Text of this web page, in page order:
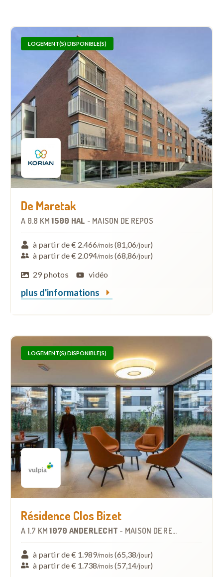
LOGEMENT(S) DISPONIBLE(S)
De Maretak
À 0.8 KM 1500 HAL - MAISON DE REPOS
à partir de € 2.466/mois(81,06/jour)
à partir de € 2.094/mois(68,86/jour)
29 photos
vidéo
plus d'informations
LOGEMENT(S) DISPONIBLE(S)
Résidence Clos Bizet
À 1.7 KM 1070 ANDERLECHT - MAISON DE REPOS
à partir de € 1.989/mois(65,38/jour)
à partir de € 1.738/mois(57,14/jour)